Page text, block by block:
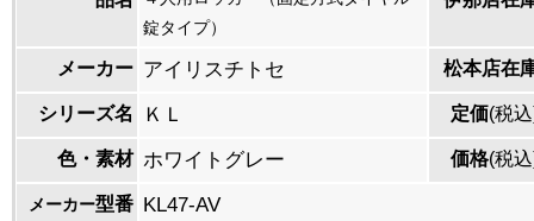
錠タイプ）
メーカー アイリスチトセ 松本店在
シリーズ名 ＫＬ 定価(税
色・素材 ホワイトグレー 価格(税
メーカー型番 KL47-AV